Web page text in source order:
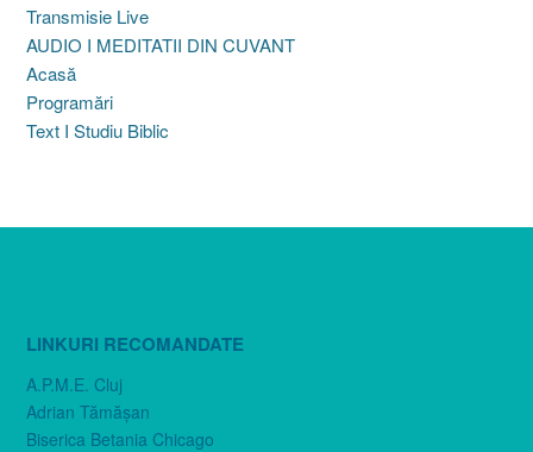
Transmisie Live
AUDIO I MEDITATII DIN CUVANT
Acasă
Programări
Text I Studiu Biblic
LINKURI RECOMANDATE
A.P.M.E. Cluj
Adrian Tămăşan
Biserica Betania Chicago